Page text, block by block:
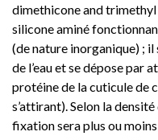
dimethicone and trimethyl
silicone aminé
(de nature inorganique) ;
de l’eau et se dépose
protéine de la cuticule de
s’attirant). Selon la
fixation sera plus ou